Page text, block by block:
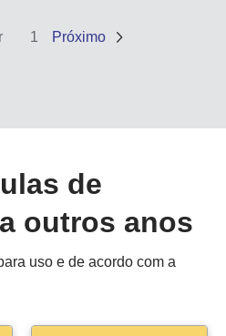
1 Próximo
de
outros anos
uso e de acordo com a